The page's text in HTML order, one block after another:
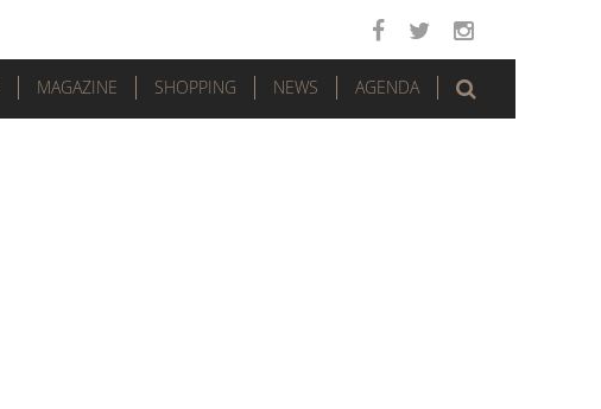
MAGAZINE SHOPPING NEWS AGENDA